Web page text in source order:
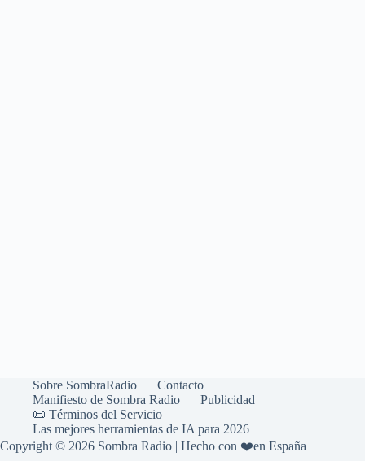
Sobre SombraRadio
Contacto
Manifiesto de Sombra Radio
Publicidad
📜 Términos del Servicio
Las mejores herramientas de IA para 2026
Copyright © 2026 Sombra Radio | Hecho con ❤️en España